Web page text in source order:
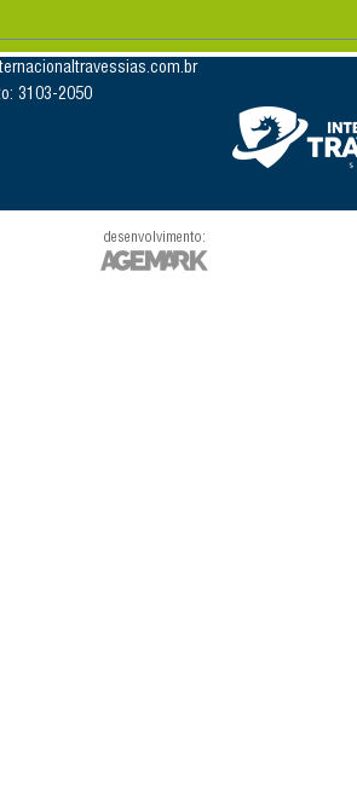
3103-2050
desenvolvimento: